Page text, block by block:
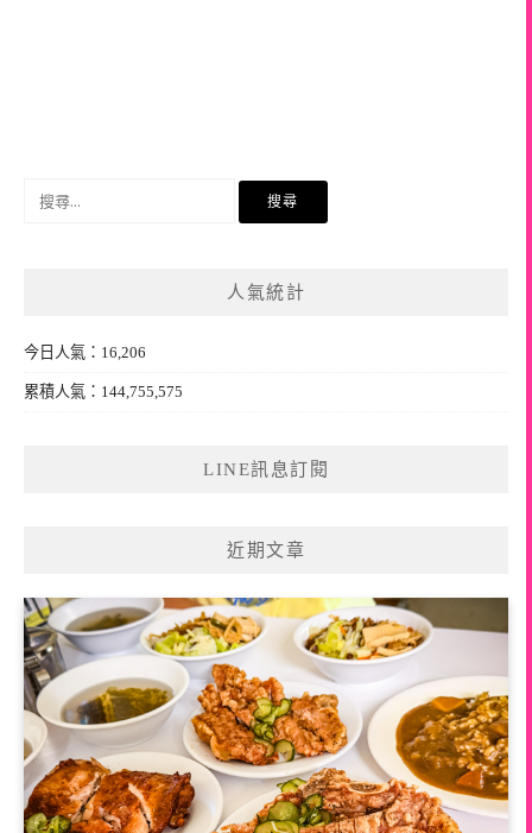
人氣統計
今日人氣：16,206
累積人氣：144,755,575
LINE訊息訂閱
近期文章